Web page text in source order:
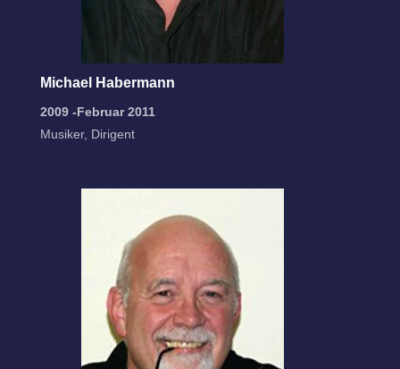
Michael Habermann
2009 -Februar 2011
Musiker, Dirigent